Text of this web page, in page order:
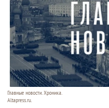
Главные новости. Хроника.
Altapress.ru.